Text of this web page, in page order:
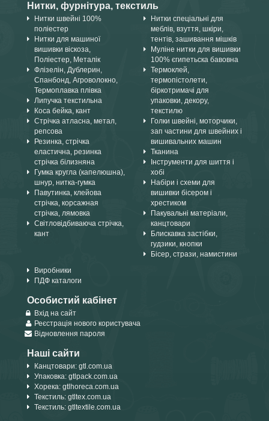
Нитки, фурнітура, текстиль
Нитки швейні 100%
поліестер
Нитки для машиної
вишивки віскоза,
Поліестер, Металік
Флізелін, Дублерин,
Спанбонд, Агроволокно,
Термоплавка плівка
Липучка текстильна
Коса бейка, кант
Стрічка атласна, метал,
репсова
Резинка, стрічка
еластична, резинка
стрічка білизняна
Гумка кругла (капелюшна),
шнур, нитка-гумка
Павутинка, клейова
стрічка, корсажная
стрічка, лямовка
Світловідбиваюча стрічка,
кант
Нитки спеціальні для
меблів, взуття, шкіри,
тентів, зашивання мішків
Муліне нитки для вишивки
100% єгипетьска бавовна
Термоклей,
термопістолети,
біркотримачі для
упаковки, декору,
текстилю
Голки швейні, моторчики,
зап частини для швейних і
вишивальних машин
Тканина
Інструменти для шиття і
хобі
Набіри і схеми для
вишивки бісером і
хрестиком
Пакувальні матеріали,
канцтовари
Блискавка застібки,
гудзики, кнопки
Бісер, стрази, намистини
Виробники
ПДФ каталоги
Особистий кабінет
Вхід на сайт
Реєстрація нового користувача
Відновлення пароля
Наші сайти
Канцтовари: gtl.com.ua
Упаковка: gtlpack.com.ua
Хорека: gtlhoreca.com.ua
Текстиль: gtltex.com.ua
Текстиль: gtltextile.com.ua